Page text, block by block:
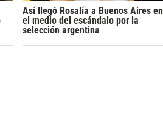
Así llegó Rosalía a Buenos Aires en
el medio del escándalo por la
selección argentina